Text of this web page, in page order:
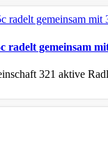
radelt gemeinsam
321 aktive